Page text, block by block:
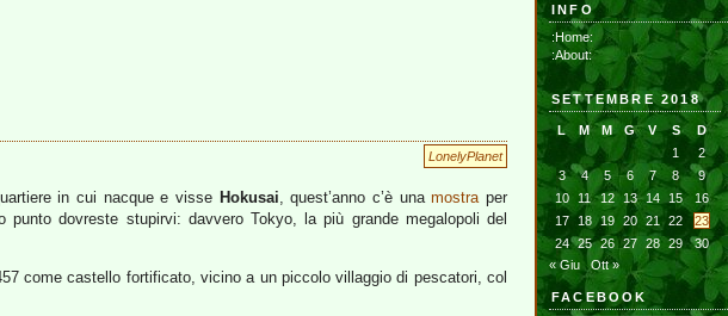
LonelyPlanet
in cui nacque e visse Hokusai, quest’anno c’è unamostraper
punto dovreste stupirvi: davvero Tokyo, la più grande megalopoli del
come castello fortificato, vicino a un piccolo villaggio di pescatori, col
INFO
:Home:
:About:
SETTEMBRE 2018
L M M G V S
D
1
2
3
4 5 6 7 8
9
10
11 12 13 14 15
16
17
18 19 20 21 22
23
24 25 26 27 28 29
30
« Giu
Ott »
FACEBOOK